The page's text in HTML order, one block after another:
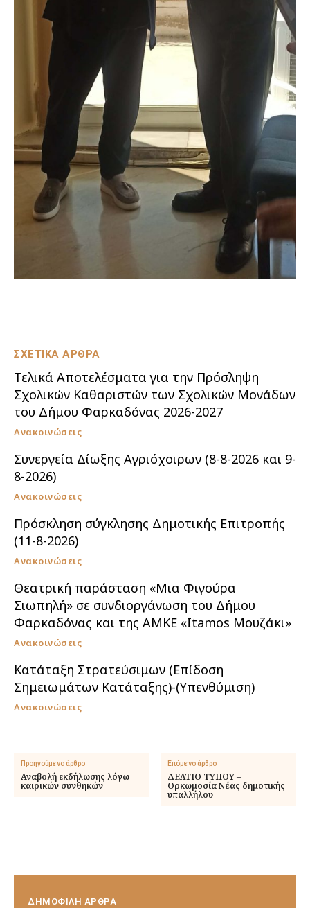
ΣΧΕΤΙΚΑ ΑΡΘΡΑ
Τελικά Αποτελέσματα για την Πρόσληψη
Σχολικών Καθαριστών των Σχολικών Μονάδων
του Δήμου Φαρκαδόνας 2026-2027
Ανακοινώσεις
Συνεργεία Δίωξης Αγριόχοιρων (8-8-2026 και 9-
8-2026)
Ανακοινώσεις
Πρόσκληση σύγκλησης Δημοτικής Επιτροπής
(11-8-2026)
Ανακοινώσεις
Θεατρική παράσταση «Μια Φιγούρα
Σιωπηλή» σε συνδιοργάνωση του Δήμου
Φαρκαδόνας και της ΑΜΚΕ «Itamos Μουζάκι»
Ανακοινώσεις
Κατάταξη Στρατεύσιμων (Επίδοση
Σημειωμάτων Κατάταξης)-(Υπενθύμιση)
Ανακοινώσεις
Προηγούμενο άρθρο
Αναβολή εκδήλωσης λόγω
καιρικών συνθηκών
Επόμενο άρθρο
ΔΕΛΤΙΟ ΤΥΠΟΥ –
Ορκωμοσία Νέας δημοτικής
υπαλλήλου
ΔΗΜΟΦΙΛΗ ΑΡΘΡΑ